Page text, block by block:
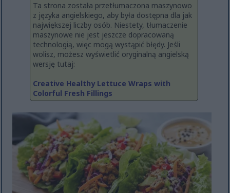
Ta strona została przetłumaczona maszynowo
z języka angielskiego, aby była dostępna dla jak
największej liczby osób. Niestety, tłumaczenie
maszynowe nie jest jeszcze dopracowaną
technologią, więc mogą wystąpić błędy. Jeśli
wolisz, możesz wyświetlić oryginalną angielską
wersję tutaj:
Creative Healthy Lettuce Wraps with
Colorful Fresh Fillings